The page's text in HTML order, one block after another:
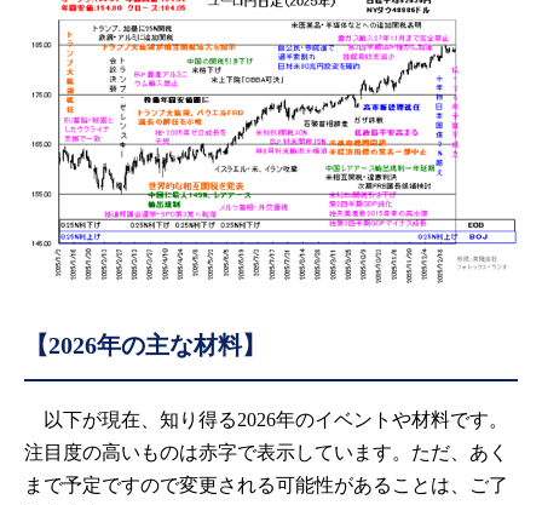
【2026年の主な材料】
以下が現在、知り得る2026年のイベントや材料です。
注目度の高いものは赤字で表示しています。ただ、あく
まで予定ですので変更される可能性があることは、ご了